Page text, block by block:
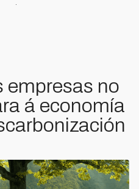
empresas no
á economía